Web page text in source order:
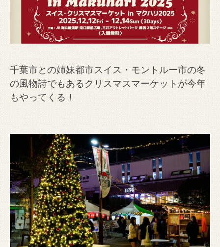
千葉市との姉妹都市スイス・モントルー市の冬
の風物詩でもあるクリスマスマーケットが今年
もやってくる！